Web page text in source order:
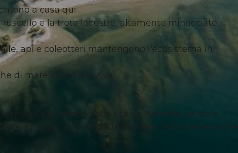
a casa qui.
e la trota lacustre, altamente minacciate,
api e coleotteri mantengono l'ecosistema in
di mare vicino alla riva.
nel mezzo della riserva naturale. Le isole
sempre più amanti della natura e della balneazione